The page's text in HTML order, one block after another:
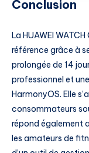
Conclusion
La HUAWEI
référence grâce à
prolongée de 14
professionnel et
HarmonyOS. Elle
consommateurs
répond également
les amateurs de